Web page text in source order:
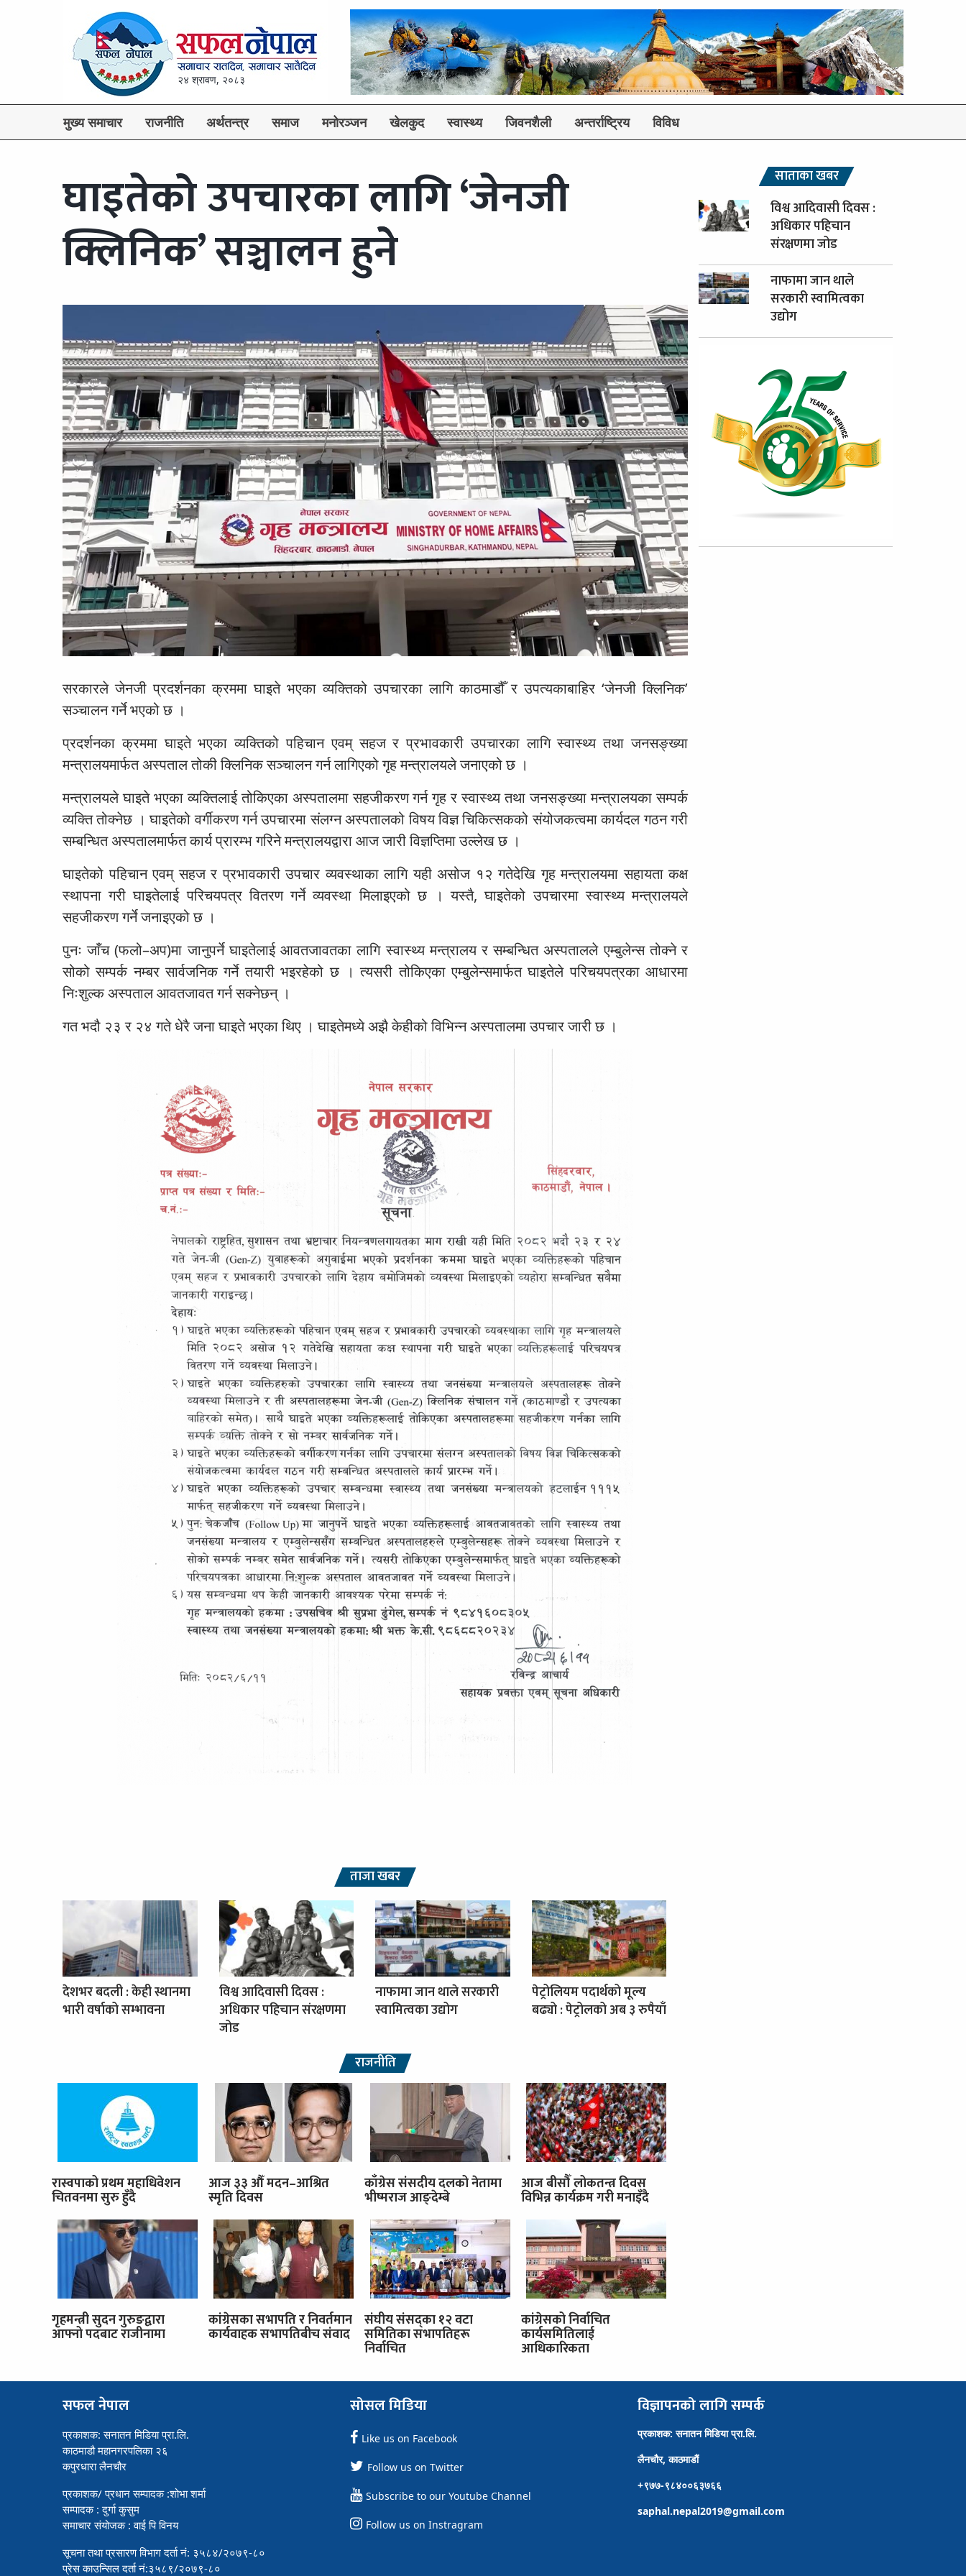
२४ श्रावण, २०८३
मुख्य समाचार राजनीति अर्थतन्त्र समाज मनोरञ्जन खेलकुद स्वास्थ्य जिवनशैली अन्तर्राष्ट्रिय विविध
घाइतेको उपचारका लागि ‘जेनजी
क्लिनिक’ सञ्चालन हुनेे
सरकारले जेनजी प्रदर्शनका क्रममा घाइते भएका व्यक्तिको उपचारका लागि काठमाडौँ र उपत्यकाबाहिर ‘जेनजी क्लिनिक’
सञ्चालन गर्ने भएको छ ।
प्रदर्शनका क्रममा घाइते भएका व्यक्तिको पहिचान एवम् सहज र प्रभावकारी उपचारका लागि स्वास्थ्य तथा जनसङ्ख्या
मन्त्रालयमार्फत अस्पताल तोकी क्लिनिक सञ्चालन गर्न लागिएको गृह मन्त्रालयले जनाएको छ ।
मन्त्रालयले घाइते भएका व्यक्तिलाई तोकिएका अस्पतालमा सहजीकरण गर्न गृह र स्वास्थ्य तथा जनसङ्ख्या मन्त्रालयका सम्पर्क
व्यक्ति तोक्नेछ । घाइतेको वर्गीकरण गर्न उपचारमा संलग्न अस्पतालको विषय विज्ञ चिकित्सकको संयोजकत्वमा कार्यदल गठन गरी
सम्बन्धित अस्पतालमार्फत कार्य प्रारम्भ गरिने मन्त्रालयद्वारा आज जारी विज्ञप्तिमा उल्लेख छ ।
घाइतेको पहिचान एवम् सहज र प्रभावकारी उपचार व्यवस्थाका लागि यही असोज १२ गतेदेखि गृह मन्त्रालयमा सहायता कक्ष
स्थापना गरी घाइतेलाई परिचयपत्र वितरण गर्ने व्यवस्था मिलाइएको छ । यस्तै, घाइतेको उपचारमा स्वास्थ्य मन्त्रालयले
सहजीकरण गर्ने जनाइएको छ ।
पुनः जाँच (फलो–अप)मा जानुपर्ने घाइतेलाई आवतजावतका लागि स्वास्थ्य मन्त्रालय र सम्बन्धित अस्पतालले एम्बुलेन्स तोक्ने र
सोको सम्पर्क नम्बर सार्वजनिक गर्ने तयारी भइरहेको छ । त्यसरी तोकिएका एम्बुलेन्समार्फत घाइतेले परिचयपत्रका आधारमा
निःशुल्क अस्पताल आवतजावत गर्न सक्नेछन् ।
गत भदौ २३ र २४ गते धेरै जना घाइते भएका थिए । घाइतेमध्ये अझै केहीको विभिन्न अस्पतालमा उपचार जारी छ ।
ताजा खबर
देशभर बदली : केही स्थानमा
भारी वर्षाको सम्भावना
विश्व आदिवासी दिवस :
अधिकार पहिचान संरक्षणमा
जोड
नाफामा जान थाले सरकारी
स्वामित्वका उद्योग
पेट्रोलियम पदार्थको मूल्य
बढ्यो : पेट्रोलको अब ३ रुपैयाँ
राजनीति
रास्वपाको प्रथम महाधिवेशन
चितवनमा सुरु हुँदै
आज ३३ औँ मदन–आश्रित
स्मृति दिवस
काँग्रेस संसदीय दलको नेतामा
भीष्मराज आङ्देम्बे
आज बीसौँ लोकतन्त्र दिवस
विभिन्न कार्यक्रम गरी मनाइँदै
गृहमन्त्री सुदन गुरुङद्वारा
आफ्नो पदबाट राजीनामा
कांग्रेसका सभापति र निवर्तमान
कार्यवाहक सभापतिबीच संवाद
संघीय संसद्का १२ वटा
समितिका सभापतिहरू
निर्वाचित
कांग्रेसको निर्वाचित
कार्यसमितिलाई
आधिकारिकता
साताका खबर
विश्व आदिवासी दिवस :
अधिकार पहिचान
संरक्षणमा जोड
नाफामा जान थाले
सरकारी स्वामित्वका
उद्योग
सफल नेपाल
प्रकाशक: सनातन मिडिया प्रा.लि.
काठमाडौ महानगरपलिका २६
कपुरधारा लैनचौर
प्रकाशक/ प्रधान सम्पादक :शोभा शर्मा
सम्पादक : दुर्गा कुसुम
समाचार संयोजक : वाई पि विनय
सूचना तथा प्रसारण विभाग दर्ता नं: ३५८४/२०७९-८०
प्रेस काउन्सिल दर्ता नं:३५८९/२०७९-८०
सोसल मिडिया
Like us on Facebook
Follow us on Twitter
Subscribe to our Youtube Channel
Follow us on Instragram
विज्ञापनको लागि सम्पर्क
प्रकाशक: सनातन मिडिया प्रा.लि.
लैनचौर, काठमाडौं
+९७७-९८४००६३७६६
saphal.nepal2019@gmail.com